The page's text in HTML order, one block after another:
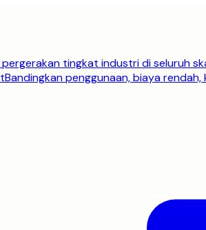
pergerakan tingkat industri di seluruh
Bandingkan penggunaan, biaya